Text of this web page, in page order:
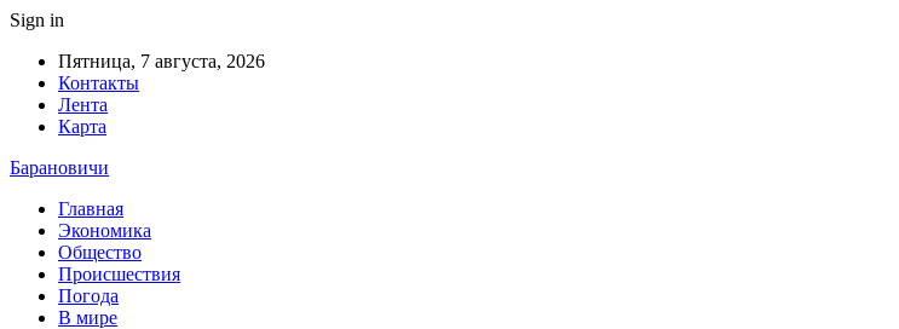
Sign in
Пятница, 7 августа, 2026
Контакты
Лента
Карта
Барановичи
Главная
Экономика
Общество
Происшествия
Погода
В мире